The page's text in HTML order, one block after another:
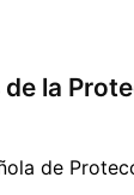
la
de